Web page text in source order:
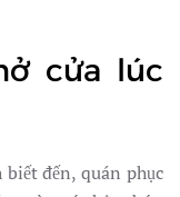
cửa lúc
đến, quán phục